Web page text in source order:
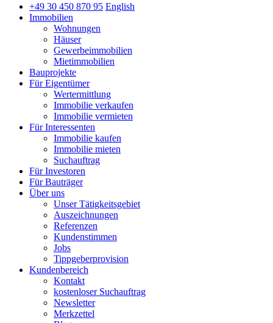
+49 30 450 870 95 English
Immobilien
Wohnungen
Häuser
Gewerbeimmobilien
Mietimmobilien
Bauprojekte
Für Eigentümer
Wertermittlung
Immobilie verkaufen
Immobilie vermieten
Für Interessenten
Immobilie kaufen
Immobilie mieten
Suchauftrag
Für Investoren
Für Bauträger
Über uns
Unser Tätigkeitsgebiet
Auszeichnungen
Referenzen
Kundenstimmen
Jobs
Tippgeberprovision
Kundenbereich
Kontakt
kostenloser Suchauftrag
Newsletter
Merkzettel